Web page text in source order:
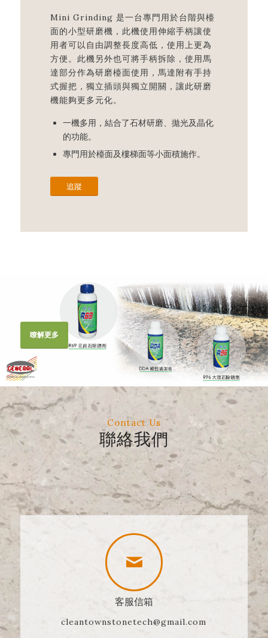
Mini Grinding 是一台專門用於台階與檯
面的小型研磨機，此機使用伸縮手柄讓使
用者可以自由調整長度高低，使用上更為
方便。此機另外也可將手柄拆除，使用馬
達部分作為研磨檯面使用，馬達附有手持
式握把，獨立插頭與獨立開關，讓此研磨
機能夠更多元化。
一機多用，結合了石材研磨、拋光及晶化
的功能。
專門用於檯面及樓梯面等小面積施作。
追蹤
瞭解更多
Contact Us
聯絡我們
客服信箱
cleantownstonetech@gmail.com